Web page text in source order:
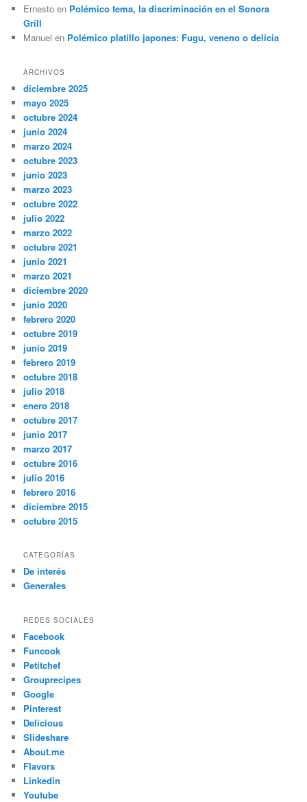
Ernesto en Polémico tema, la discriminación en el Sonora
Grill
Manuel en Polémico platillo japones: Fugu, veneno o delicia
ARCHIVOS
diciembre 2025
mayo 2025
octubre 2024
junio 2024
marzo 2024
octubre 2023
junio 2023
marzo 2023
octubre 2022
julio 2022
marzo 2022
octubre 2021
junio 2021
marzo 2021
diciembre 2020
junio 2020
febrero 2020
octubre 2019
junio 2019
febrero 2019
octubre 2018
julio 2018
enero 2018
octubre 2017
junio 2017
marzo 2017
octubre 2016
julio 2016
febrero 2016
diciembre 2015
octubre 2015
CATEGORÍAS
De interés
Generales
REDES SOCIALES
Facebook
Funcook
Petitchef
Grouprecipes
Google
Pinterest
Delicious
Slideshare
About.me
Flavors
Linkedin
Youtube